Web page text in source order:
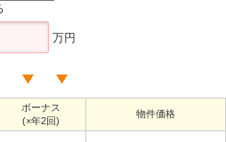
万円
ボーナス
(×年2回)
物件価格